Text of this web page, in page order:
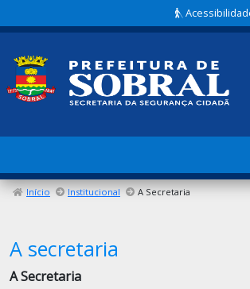
Início Institucional A Secretaria
A secretaria
A Secretaria